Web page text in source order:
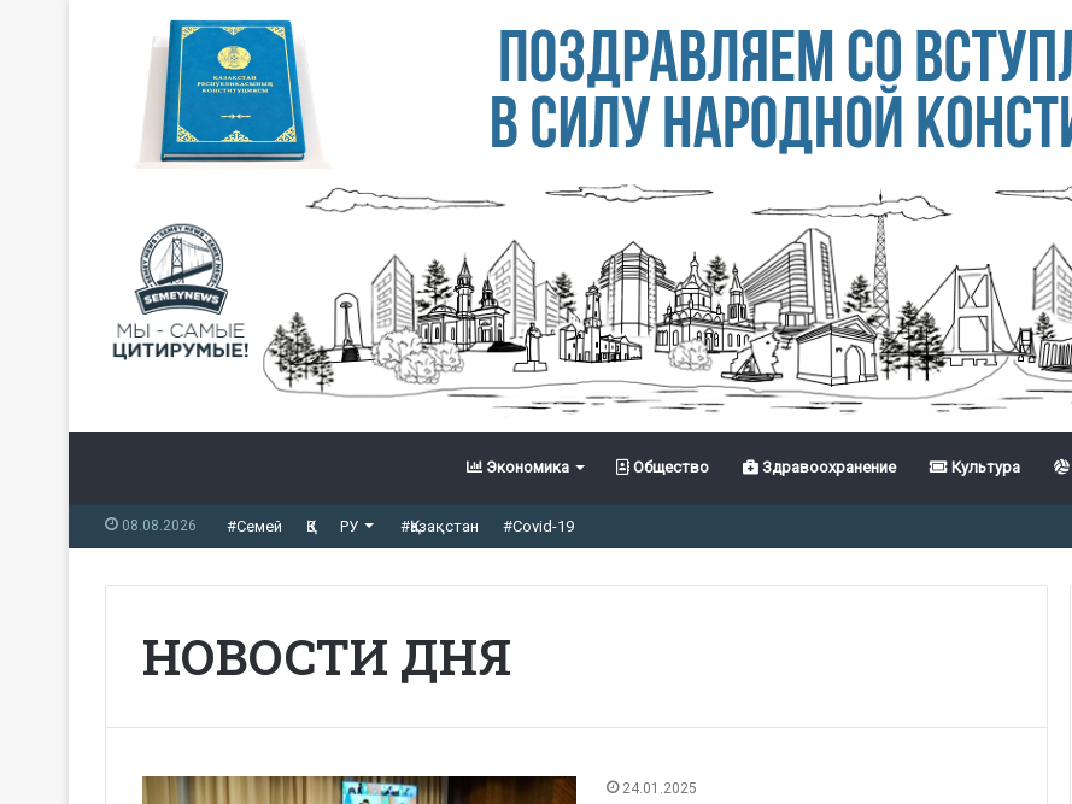
Экономика Общество Здравоохранение Культура
08.08.2026 #Семей ҚЗ РУ #Қазақстан #Covid-19
НОВОСТИ ДНЯ
24.01.2025